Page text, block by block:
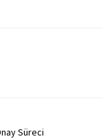
Süreci